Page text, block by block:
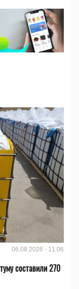
06.08.2026 - 11:06
составили 270